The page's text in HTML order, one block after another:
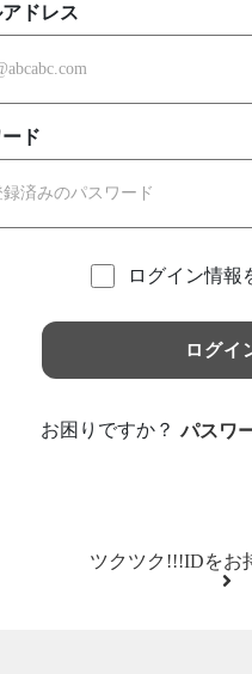
ドレス
ド
ログイン情報
ログイ
お困りですか？ パスワ
ツクツク!!!IDをお